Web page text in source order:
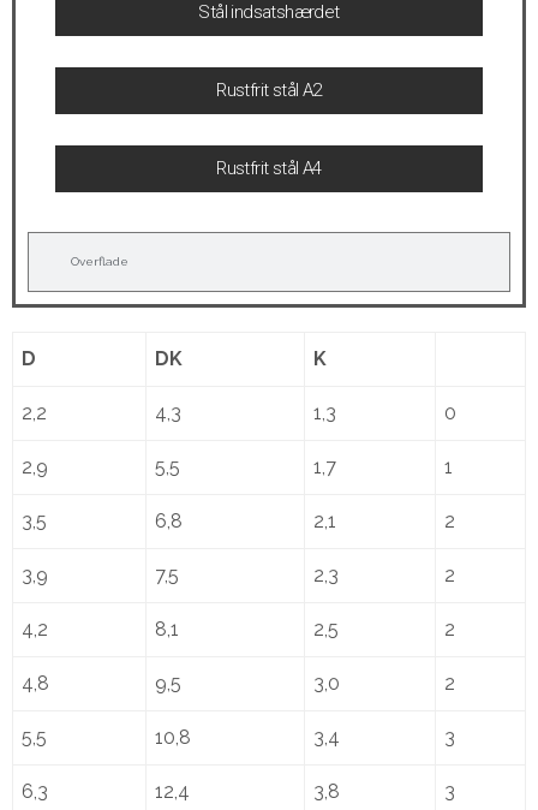
Overflade
Stål indsatshærdet
Rustfrit stål A2
Rustfrit stål A4
D DK K
2,2 4,3 1,3 0
2,9 5,5 1,7 1
3,5 6,8 2,1 2
3,9 7,5 2,3 2
4,2 8,1 2,5 2
4,8 9,5 3,0 2
5,5 10,8 3,4 3
6,3 12,4 3,8 3